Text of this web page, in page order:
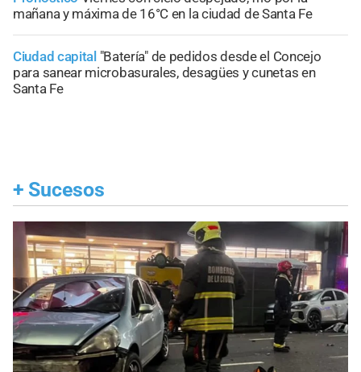
mañana y máxima de 16°C en la ciudad de Santa Fe
Ciudad capital "Batería" de pedidos desde el Concejo
para sanear microbasurales, desagües y cunetas en
Santa Fe
+ Sucesos